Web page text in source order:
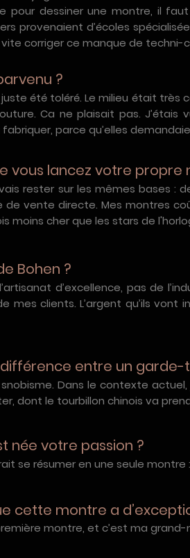
pour dessiner une montre, il
provenaient d’écoles
corriger ce manque de techni-
?
été toléré. Le milieu était très
Ca ne plaisait pas. J’étais
parce qu’elles
vous lancez votre
rester sur les mêmes bases :
de vente directe. Mes montres
moins cher que les stars de
Bohen ?
d’excellence, pas de
mes clients. L’argent qu’ils
entre un
snobisme. Dans le contexte
dont le tourbillon chinois va
née votre passion ?
se résumer en une seule
cette montre a
montre, et c’est ma